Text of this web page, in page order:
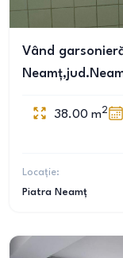
Vând
38.00 m2
Locație:
Piatra Neamț